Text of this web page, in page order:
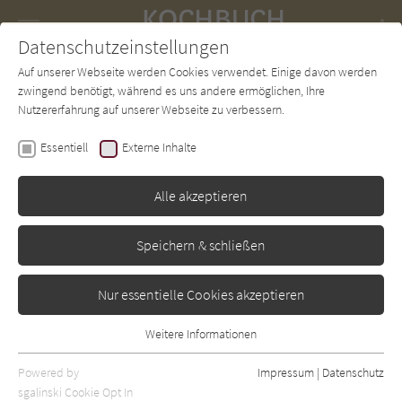
SUCHE Forum Charts Newsletter
Dave Broom
Japanischer Whisky
Erschienen: Oktober 2019 0
Datenschutzeinstellungen
Auf unserer Webseite werden Cookies verwendet. Einige davon werden
zwingend benötigt, während es uns andere ermöglichen, Ihre
Nutzererfahrung auf unserer Webseite zu verbessern.
Essentiell Externe Inhalte
Alle akzeptieren
Speichern & schließen
Nur essentielle Cookies akzeptieren
Essentielle Cookies werden für grundlegende Funktionen der
Webseite benötigt. Dadurch ist gewährleistet, dass die Webseite
Weitere Informationen
Powered by
sgalinski Cookie Opt In
Impressum | Datenschutz